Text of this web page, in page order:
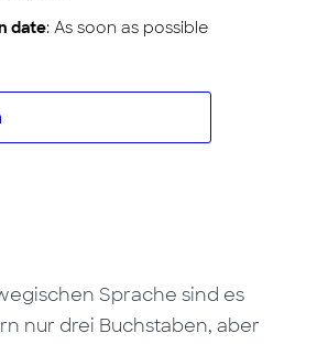
date: As soon as possible
Sprache sind es
nur drei Buchstaben, aber